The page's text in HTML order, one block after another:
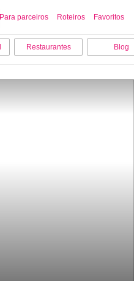
Para parceiros Roteiros Favoritos
Restaurantes Blog